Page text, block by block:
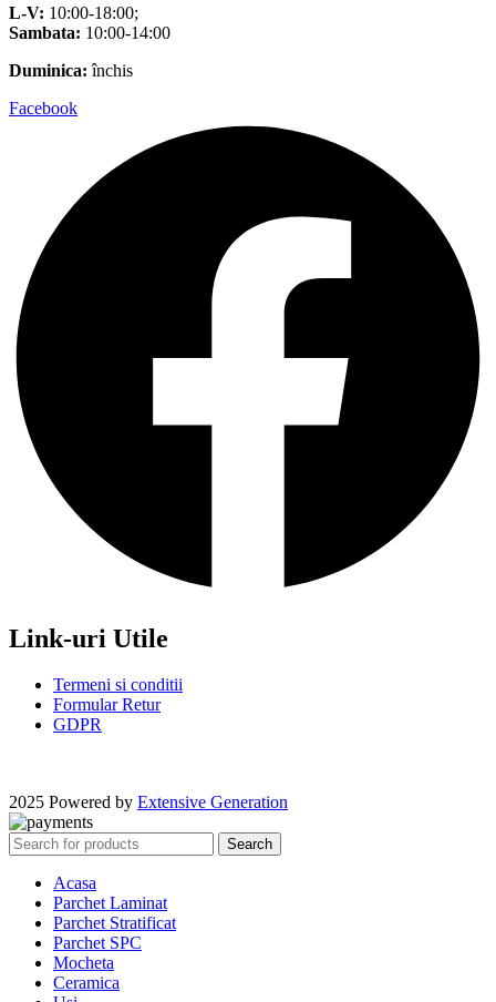
L-V: 10:00-18:00;
Sambata: 10:00-14:00
Duminica: închis
Facebook
Link-uri Utile
Termeni si conditii
Formular Retur
GDPR
2025 Powered by Extensive Generation
Search
Acasa
Parchet Laminat
Parchet Stratificat
Parchet SPC
Mocheta
Ceramica